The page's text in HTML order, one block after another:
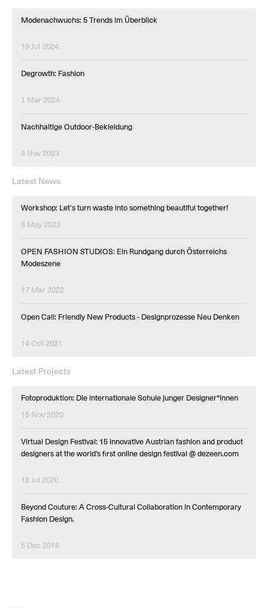
Modenachwuchs: 5 Trends im Überblick
19 Jul 2024
Degrowth: Fashion
1 Mar 2024
Nachhaltige Outdoor-Bekleidung
4 Nov 2023
Latest News
Workshop: Let's turn waste into something beautiful together!
6 May 2023
OPEN FASHION STUDIOS: Ein Rundgang durch Österreichs
Modeszene
17 Mar 2022
Open Call: Friendly New Products - Designprozesse Neu Denken
14 Oct 2021
Latest Projects
Fotoproduktion: Die internationale Schule junger Designer*innen
15 Nov 2020
Virtual Design Festival: 15 innovative Austrian fashion and product
designers at the world’s first online design festival @ dezeen.com
10 Jul 2020
Beyond Couture: A Cross-Cultural Collaboration in Contemporary
Fashion Design.
5 Dec 2018